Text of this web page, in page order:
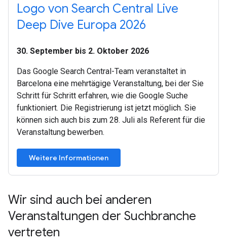
Logo von Search Central Live
Deep Dive Europa 2026
30. September bis 2. Oktober 2026
Das Google Search Central-Team veranstaltet in
Barcelona eine mehrtägige Veranstaltung, bei der Sie
Schritt für Schritt erfahren, wie die Google Suche
funktioniert. Die Registrierung ist jetzt möglich. Sie
können sich auch bis zum 28. Juli als Referent für die
Veranstaltung bewerben.
Weitere Informationen
Wir sind auch bei anderen
Veranstaltungen der Suchbranche
vertreten